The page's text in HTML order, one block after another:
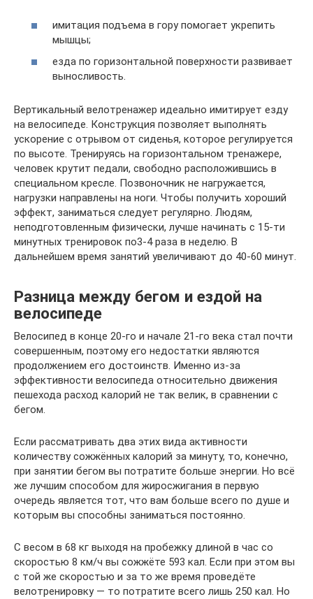
имитация подъема в гору помогает укрепить
мышцы;
езда по горизонтальной поверхности развивает
выносливость.
Вертикальный велотренажер идеально имитирует езду
на велосипеде. Конструкция позволяет выполнять
ускорение с отрывом от сиденья, которое регулируется
по высоте. Тренируясь на горизонтальном тренажере,
человек крутит педали, свободно расположившись в
специальном кресле. Позвоночник не нагружается,
нагрузки направлены на ноги. Чтобы получить хороший
эффект, заниматься следует регулярно. Людям,
неподготовленным физически, лучше начинать с 15-ти
минутных тренировок по3-4 раза в неделю. В
дальнейшем время занятий увеличивают до 40-60 минут.
Разница между бегом и ездой на
велосипеде
Велосипед в конце 20-го и начале 21-го века стал почти
совершенным, поэтому его недостатки являются
продолжением его достоинств. Именно из-за
эффективности велосипеда относительно движения
пешехода расход калорий не так велик, в сравнении с
бегом.
Если рассматривать два этих вида активности
количеству сожжённых калорий за минуту, то, конечно,
при занятии бегом вы потратите больше энергии. Но всё
же лучшим способом для жиросжигания в первую
очередь является тот, что вам больше всего по душе и
которым вы способны заниматься постоянно.
С весом в 68 кг выходя на пробежку длиной в час со
скоростью 8 км/ч вы сожжёте 593 кал. Если при этом вы
с той же скоростью и за то же время проведёте
велотренировку — то потратите всего лишь 250 кал. Но